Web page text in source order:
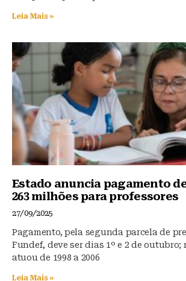
Leia Mais »
Estado anuncia pagamento
263 milhões para professores
27/09/2025
Pagamento, pela segunda parcela de
Fundef, deve ser dias 1º e 2 de outubro;
atuou de 1998 a 2006
Leia Mais »